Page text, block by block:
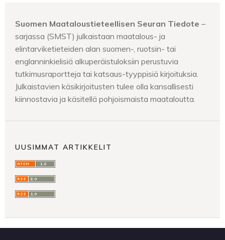
Suomen Maataloustieteellisen Seuran Tiedote –
sarjassa (SMST) julkaistaan maatalous- ja
elintarviketieteiden alan suomen-, ruotsin- tai
englanninkielisiä alkuperäistuloksiin perustuvia
tutkimusraportteja tai katsaus-tyyppisiä kirjoituksia.
Julkaistavien käsikirjoitusten tulee olla kansallisesti
kiinnostavia ja käsitellä pohjoismaista maataloutta.
UUSIMMAT ARTIKKELIT